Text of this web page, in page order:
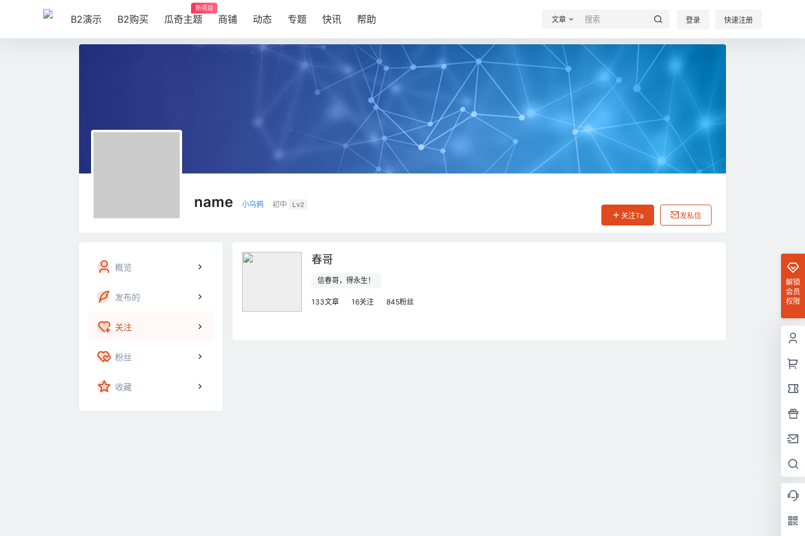
B2演示 B2购买 瓜奇主题
新项目
商铺 动态 专题 快讯 帮助 文章 登录 快速注册
name 小乌鸦 初中
Lv2
关注Ta
发私信
概览
发布的
关注
粉丝
收藏
春哥
信春哥，得永生！
133文章 16关注 845粉丝
解锁
会员
权限